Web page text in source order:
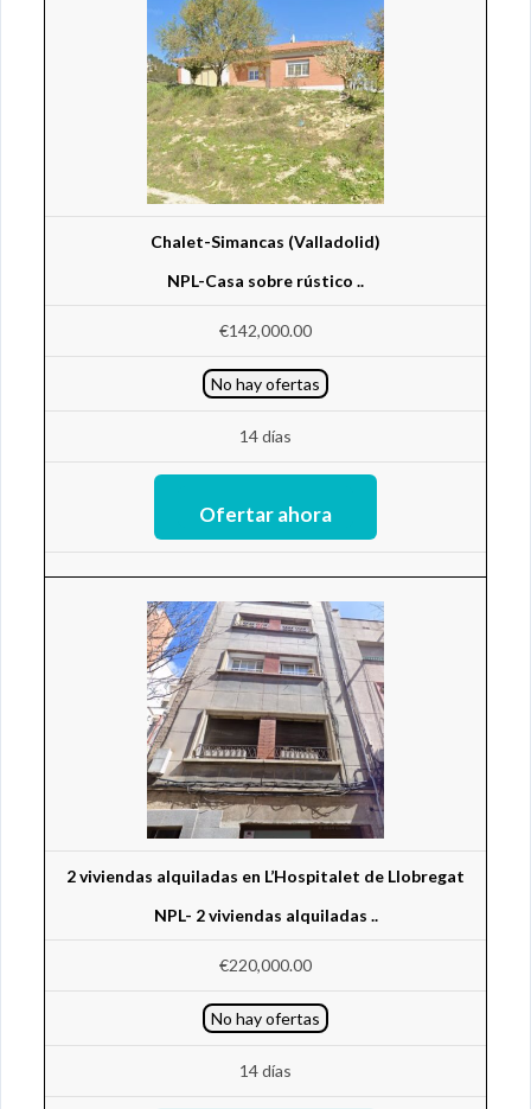
Chalet-Simancas (Valladolid)
NPL-Casa sobre rústico ..
€142,000.00
No hay ofertas
14 días
2 viviendas alquiladas en L’Hospitalet de Llobregat
NPL- 2 viviendas alquiladas ..
€220,000.00
No hay ofertas
14 días